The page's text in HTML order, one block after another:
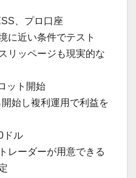
、プロ口座
に近い条件でテスト
リッページも現実的な
ット開始
始し複利運用で利益を
ドル
レーダーが用意できる